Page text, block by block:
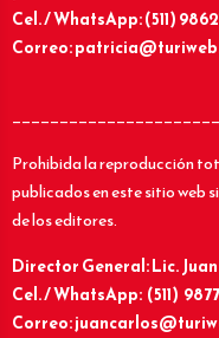
Cel. / WhatsApp: (511)
Correo:
Prohibida la reproducción
publicados en este sitio web
de los editores.
Director General: Lic.
Cel. / WhatsApp: (511)
Correo: